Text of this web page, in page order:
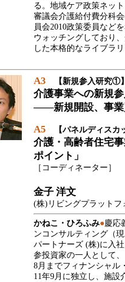
る。地域ケア政策ネッ
審議会介護給付費分科
員会2010政策委員など
ウォッチングしており
した本格的なライブラ
A3 【新規参入研究①
介護事業への新規
――新規開設、事業
A5 【パネルディスカ
介護・高齢者住宅
ポイント」
［コーディネーター］
金子 洋文
(株)リビングプラット
かねこ・ひろふみ●慶応
ンコンサルティング（
パートナーズ (株)に入
参投資家の一人として
8月までフィナンシャル
11年9月に独立し、施